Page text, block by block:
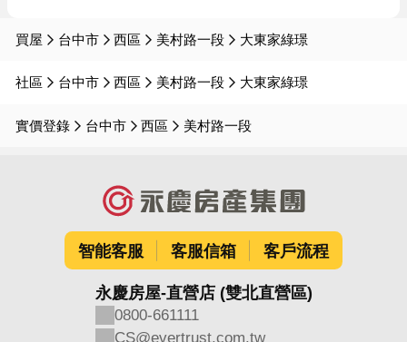
買屋 台中市 西區 美村路一段 大東家綠璟
社區 台中市 西區 美村路一段 大東家綠璟
實價登錄 台中市 西區 美村路一段
智能客服 客服信箱 客戶流程
永慶房屋-直營店 (雙北直營區)
0800-661111
CS@evertrust.com.tw